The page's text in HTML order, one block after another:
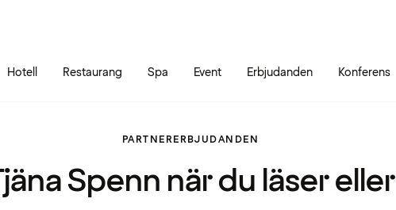
Hotell Restaurang Spa Event Erbjudanden Konferens
PARTNERERBJUDANDEN
Spenn när du läser eller